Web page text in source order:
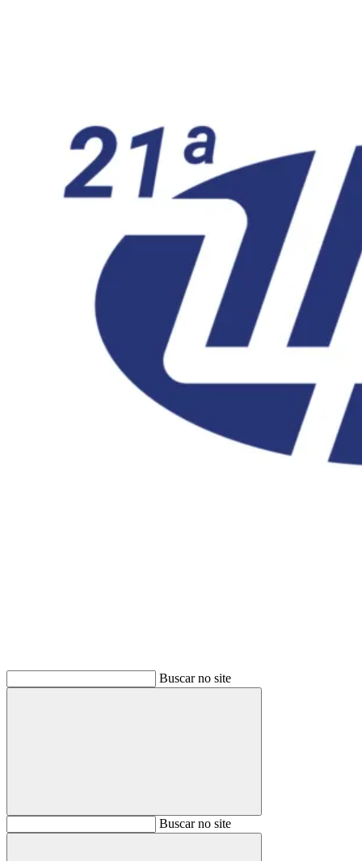
Buscar no site
BuscarBuscar no site